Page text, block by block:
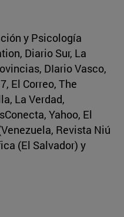
y Psicología
Diario Sur, La
DIario Vasco,
El Correo, The
La Verdad,
Yahoo, El
Revista Niú
(El Salvador) y